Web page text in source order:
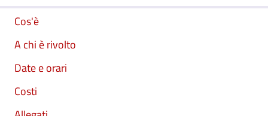
Cos'è
A chi è rivolto
Date e orari
Costi